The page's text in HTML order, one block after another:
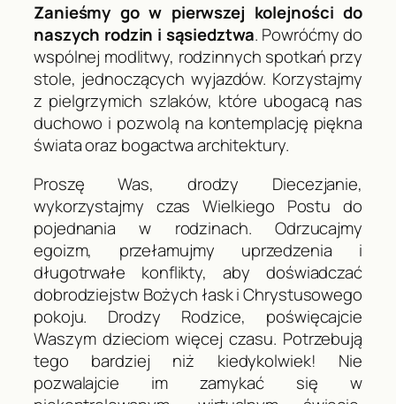
Zanieśmy go w pierwszej kolejności do
naszych rodzin i sąsiedztwa. Powróćmy do
wspólnej modlitwy, rodzinnych spotkań przy
stole, jednoczących wyjazdów. Korzystajmy
z pielgrzymich szlaków, które ubogacą nas
duchowo i pozwolą na kontemplację piękna
świata oraz bogactwa architektury.
Proszę Was, drodzy Diecezjanie,
wykorzystajmy czas Wielkiego Postu do
pojednania w rodzinach. Odrzucajmy
egoizm, przełamujmy uprzedzenia i
długotrwałe konflikty, aby doświadczać
dobrodziejstw Bożych łask i Chrystusowego
pokoju. Drodzy Rodzice, poświęcajcie
Waszym dzieciom więcej czasu. Potrzebują
tego bardziej niż kiedykolwiek! Nie
pozwalajcie im zamykać się w